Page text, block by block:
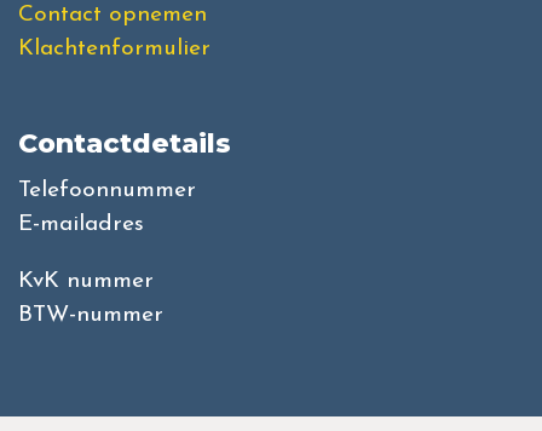
Contact opnemen
Klachtenformulier
Contactdetails
Telefoonnummer
E-mailadres
KvK nummer
BTW-nummer